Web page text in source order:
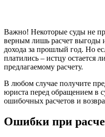
Важно! Некоторые суды не
верным лишь расчет выгоды
дохода за прошлый год. Но
платились – истцу остается
предлагаемому расчету.
В любом случае получите
юриста перед обращением в
ошибочных расчетов и
Ошибки при